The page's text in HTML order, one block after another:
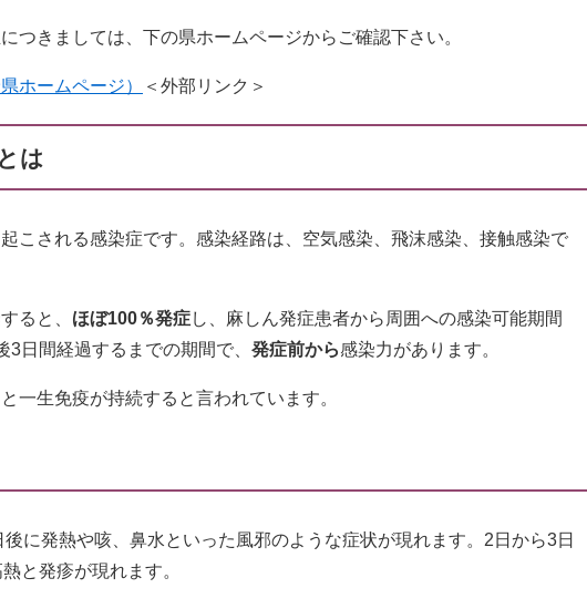
つきましては、下の県ホームページからご確認下さい。
ホームページ） ＜外部リンク＞
は
こされる感染症です。感染経路は、空気感染、飛沫感染、接触感染で
ると、 ほぼ100％発症し、麻しん発症患者から周囲への感染可能期間
日間経過するまでの期間で、 発症前から感染力があります。
一生免疫が持続すると言われています。
に発熱や咳、鼻水といった風邪のような症状が現れます。2日から3日
と発疹が現れます。